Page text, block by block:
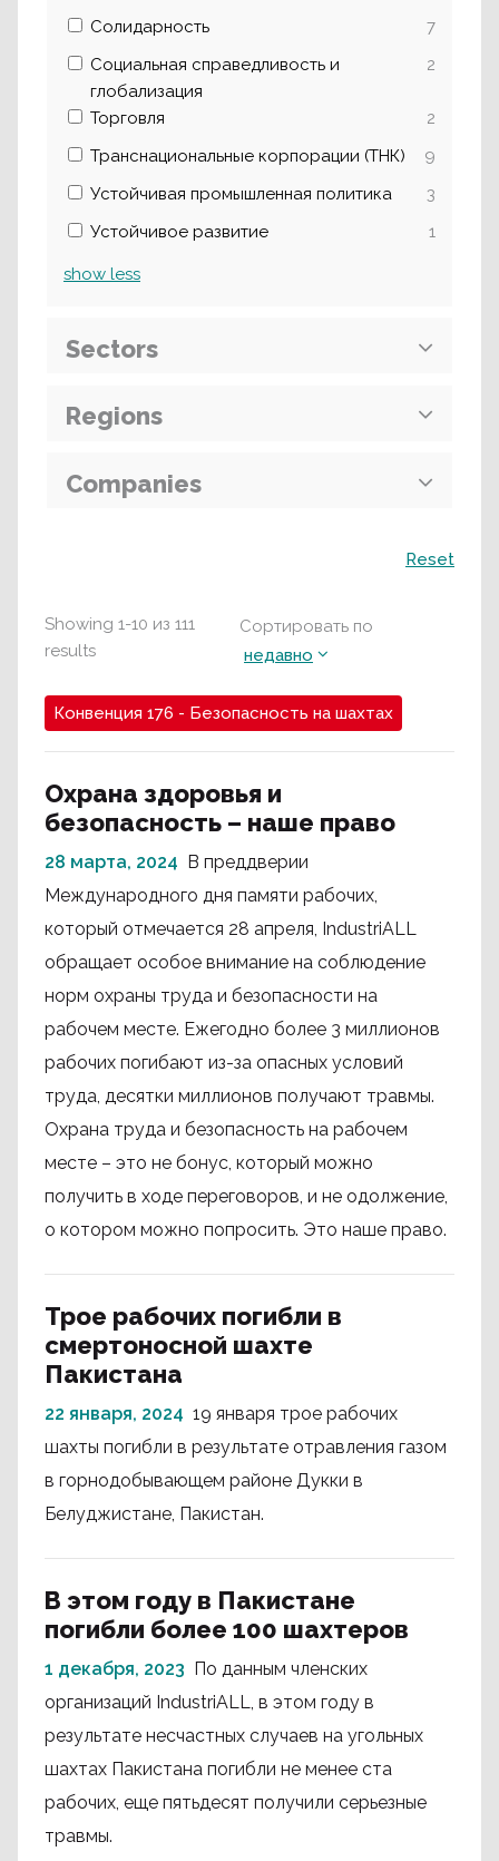
Showing 1-10 из 111
results
Сортировать по
недавно
Конвенция 176 - Безопасность на шахтах
Охрана здоровья и
безопасность – наше право
28 марта, 2024 В преддверии
Международного дня памяти рабочих,
который отмечается 28 апреля, IndustriALL
обращает особое внимание на соблюдение
норм охраны труда и безопасности на
рабочем месте. Ежегодно более 3 миллионов
рабочих погибают из-за опасных условий
труда, десятки миллионов получают травмы.
Охрана труда и безопасность на рабочем
месте – это не бонус, который можно
получить в ходе переговоров, и не одолжение,
о котором можно попросить. Это наше право.
Трое рабочих погибли в
смертоносной шахте
Пакистана
22 января, 2024 19 января трое рабочих
шахты погибли в результате отравления газом
в горнодобывающем районе Дукки в
Белуджистане, Пакистан.
В этом году в Пакистане
погибли более 100 шахтеров
1 декабря, 2023 По данным членских
организаций IndustriALL, в этом году в
результате несчастных случаев на угольных
шахтах Пакистана погибли не менее ста
рабочих, еще пятьдесят получили серьезные
травмы.
Солидарность
7
Социальная справедливость и
глобализация
2
Торговля
2
Транснациональные корпорации (ТНК)
9
Устойчивая промышленная политика
3
Устойчивое развитие
1
show less
Sectors
Regions
Companies
Reset